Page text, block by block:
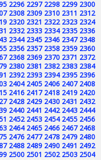
2296 2297 2298 2299 2300
2308 2309 2310 2311 2312
2320 2321 2322 2323 2324
2332 2333 2334 2335 2336
2344 2345 2346 2347 2348
2356 2357 2358 2359 2360
2368 2369 2370 2371 2372
2380 2381 2382 2383 2384
2392 2393 2394 2395 2396
2404 2405 2406 2407 2408
2416 2417 2418 2419 2420
2428 2429 2430 2431 2432
2440 2441 2442 2443 2444
2452 2453 2454 2455 2456
2464 2465 2466 2467 2468
2476 2477 2478 2479 2480
2488 2489 2490 2491 2492
2500 2501 2502 2503 2504